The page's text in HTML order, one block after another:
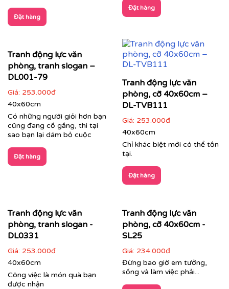
Đặt hàng
Đặt hàng
Tranh động lực văn
phòng, tranh slogan –
DL001-79
Giá: 253.000đ
40x60cm
Có những người giỏi hơn bạn
cũng đang cố gắng, thì tại
sao bạn lại dám bỏ cuộc
Đặt hàng
Tranh động lực văn
phòng, cỡ 40x60cm –
DL-TVB111
Giá: 253.000đ
40x60cm
Chỉ khác biệt mới có thể tồn
tại.
Đặt hàng
Tranh động lực văn
phòng, tranh slogan -
DL0331
Giá: 253.000đ
40x60cm
Công việc là món quà bạn
được nhận
Tranh động lực văn
phòng, cỡ 40x60cm -
SL25
Giá: 234.000đ
Đừng bao giờ em tưởng,
sống và làm việc phải...